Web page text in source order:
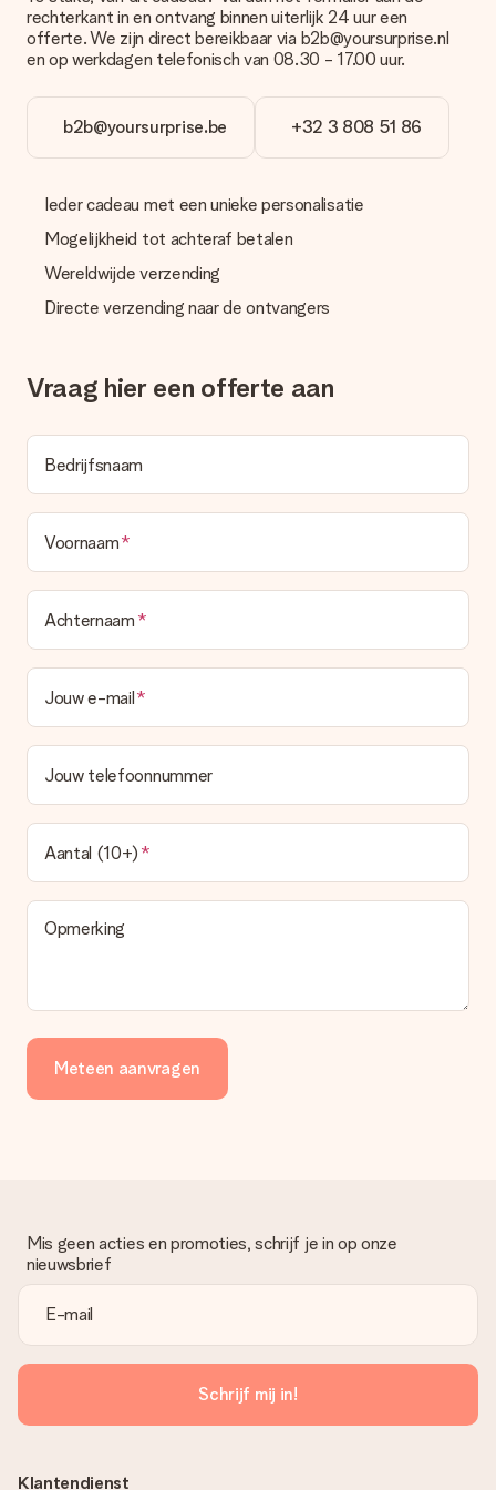
overboeking wel rekening met 3 dagen extra levertijd van je
cadeau.
Cadeau ontvangen
Wat als het cadeau toch niet helemaal naar mijn zin is?
We vinden het erg vervelend als je cadeau niet naar wens is
geleverd. Je kunt hiervoor contact opnemen met onze
Wordt de factuur met de bestelling meegestuurd?
Er wordt geen factuur meegestuurd bij je bestelling. Je
ontvangt deze bij de bevestiging van de verzending en je kunt
gerust het cadeau gelijk bij de ontvanger laten afleveren, zo is
rechterkant in en ontvang binnen uiterlijk 24 uur een
offerte. We zijn direct bereikbaar via b2b@yoursurprise.nl
en op werkdagen telefonisch van 08.30 - 17.00 uur.
b2b@yoursurprise.be +32 3 808 51 86
Ieder cadeau met een unieke personalisatie
Mogelijkheid tot achteraf betalen
Wereldwijde verzending
Directe verzending naar de ontvangers
Vraag hier een offerte aan
Bedrijfsnaam
Voornaam
Achternaam
Jouw e-mail
Jouw telefoonnummer
Aantal (10+)
Opmerking
Meteen aanvragen
Mis geen acties en promoties, schrijf je in op onze
nieuwsbrief
Schrijf mij in!
Klantendienst